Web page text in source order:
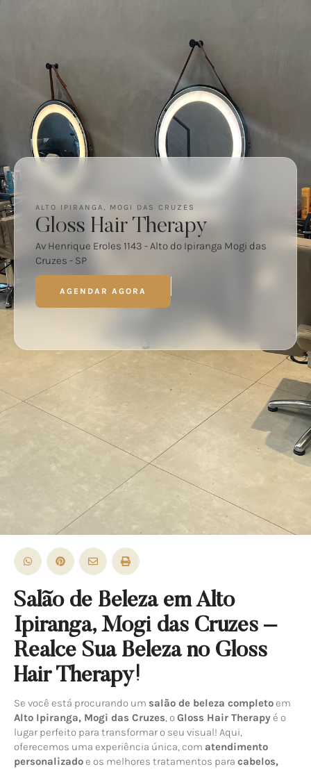
ALTO IPIRANGA, MOGI DAS CRUZES
Gloss Hair Therapy
Av Henrique Eroles 1143 - Alto do Ipiranga Mogi das
Cruzes - SP
AGENDAR AGORA
Salão de Beleza em Alto
Ipiranga, Mogi das Cruzes –
Realce Sua Beleza no Gloss
Hair Therapy!
Se você está procurando um salão de beleza completoem
Alto Ipiranga, Mogi das Cruzes, oGloss Hair Therapy é o
lugar perfeito para transformar o seu visual! Aqui,
oferecemos uma experiência única, com atendimento
personalizadoe os melhores tratamentos para cabelos,